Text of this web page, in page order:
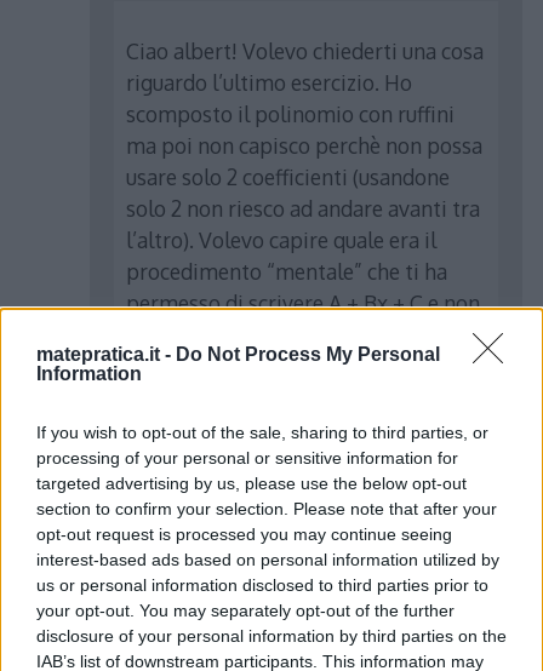
matepratica.it - Do Not Process My Personal
Information
If you wish to opt-out of the sale, sharing to third parties, or
processing of your personal or sensitive information for
targeted advertising by us, please use the below opt-out
section to confirm your selection. Please note that after your
opt-out request is processed you may continue seeing
interest-based ads based on personal information utilized by
us or personal information disclosed to third parties prior to
your opt-out. You may separately opt-out of the further
disclosure of your personal information by third parties on the
IAB’s list of downstream participants. This information may
Ciao albert! Volevo chiederti una cosa
riguardo l’ultimo esercizio. Ho
scomposto il polinomio con ruffini
ma poi non capisco perchè non possa
usare solo 2 coefficienti (usandone
solo 2 non riesco ad andare avanti tra
l’altro). Volevo capire quale era il
procedimento “mentale” che ti ha
permesso di scrivere A + Bx + C e non
Albertha detto:
23 Agosto 2013 alle 17:06
Prendila come